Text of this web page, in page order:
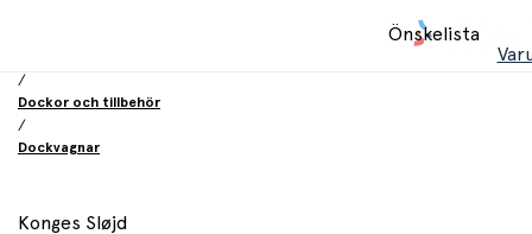
Önskelista
/
Dockor och tillbehör
/
Dockvagnar
Konges Sløjd